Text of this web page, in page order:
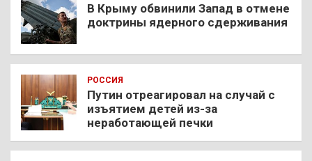
В Крыму обвинили Запад в отмене
доктрины ядерного сдерживания
РОССИЯ
Путин отреагировал на случай с
изъятием детей из-за
неработающей печки